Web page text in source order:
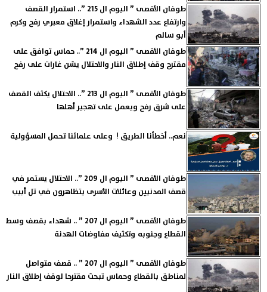
طوفان الأقصى ” اليوم ال 215 ”.. استمرار القصف
وارتفاع عدد الشهداء واستمرار إغلاق معبري رفح وكرم
أبو سالم
طوفان الأقصى ” اليوم ال 214 ”.. حماس توافق على
مقترح وقف إطلاق النار والاحتلال يشن غارات على رفح
طوفان الأقصى ” اليوم ال 213 ”.. الاحتلال يكثف القصف
على شرق رفح ويعمل على تهجير أهلها
نعم.. أخطأنا الطريق ! وعلى علمائنا تحمل المسؤولية
طوفان الأقصى ” اليوم ال 209 ”.. الاحتلال يستمر في
قصف المدنيين وعائلات الأسرى يتظاهرون في تل أبيب
طوفان الأقصى ” اليوم ال 207 ” .. شهداء بقصف وسط
القطاع وجنوبه وتكثيف مفاوضات الهدنة
طوفان الأقصى ” اليوم ال 207 ” .. قصف متواصل
لمناطق بالقطاع وحماس تبحث مقترحا لوقف إطلاق النار